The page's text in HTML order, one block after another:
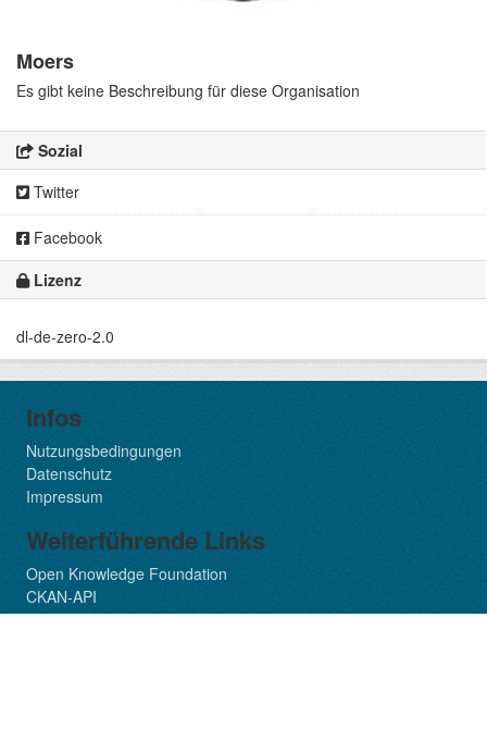
Moers
Es gibt keine Beschreibung für diese Organisation
Sozial
Twitter
Facebook
Lizenz
dl-de-zero-2.0
Infos
Nutzungsbedingungen
Datenschutz
Impressum
Weiterführende Links
Open Knowledge Foundation
CKAN-API